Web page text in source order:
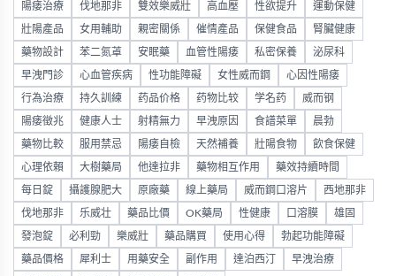
陽痿治療 伐地那非 雙效樂威壯 高血壓 性欲提升 運動保健
壯陽產品 女用輔助 親密關係 催情產品 保健食品 腎臟健康
藥物設計 苯二氮䓬 安眠藥 血管性陽痿 私密保養 泌尿科
早洩門診 心血管疾病 性功能障礙 女性威而鋼 心因性陽痿
行為治療 持久訓練 药品价格 药物比较 学名药 威而钢
陽痿徵兆 健康人士 射精無力 早洩原因 食譜菜單 晨勃
藥物比較 服用禁忌 陽痿自檢 天然補養 壯陽食物 飲食保健
心理依賴 大樹藥局 他達拉非 藥物相互作用 藥效持續時間
每日錠 攝護腺肥大 原廠藥 線上藥局 威而鋼口溶片 西地那非
伐地那非 乐威壮 藥品比價 OK藥局 性健康 口溶膜 雄固
發泡錠 必利勁 樂威壯 藥品購買 使用心得 勃起功能障礙
藥品價格 犀利士 用藥安全 副作用 達泊西汀 早洩治療